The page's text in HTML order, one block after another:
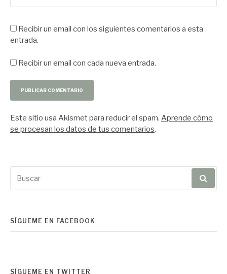
Recibir un email con los siguientes comentarios a esta
entrada.
Recibir un email con cada nueva entrada.
Este sitio usa Akismet para reducir el spam. Aprende cómo
se procesan los datos de tus comentarios.
por:
SÍGUEME EN FACEBOOK
SÍGUEME EN TWITTER